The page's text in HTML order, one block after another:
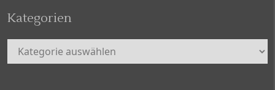
Kategorien
Kategorien